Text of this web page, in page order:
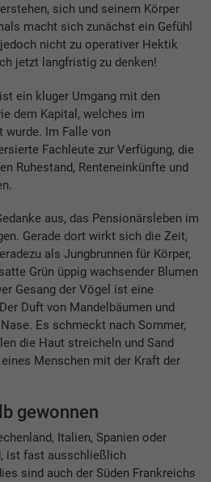
sich und seinem Körper
macht sich zunächst ein Gefühl
nicht zu operativer Hektik
jetzt langfristig zu denken!
ein kluger Umgang mit den
dem Kapital, welches im
Im Falle von
Fachleute zur Verfügung, die
Ruhestand, Renteneinkünfte und
aus, das Pensionärsleben im
Gerade dort wirkt sich die Zeit,
als Jungbrunnen für Körper,
Grün üppig wachsender Blumen
Gesang der Vögel ist eine
Duft von Mandelbäumen und
Es schmeckt nach Sommer,
die Haut streicheln und Sand
Menschen mit der Kraft der
gewonnen
Italien, Spanien oder
ist fast ausschließlich
sind auch der Süden Frankreichs